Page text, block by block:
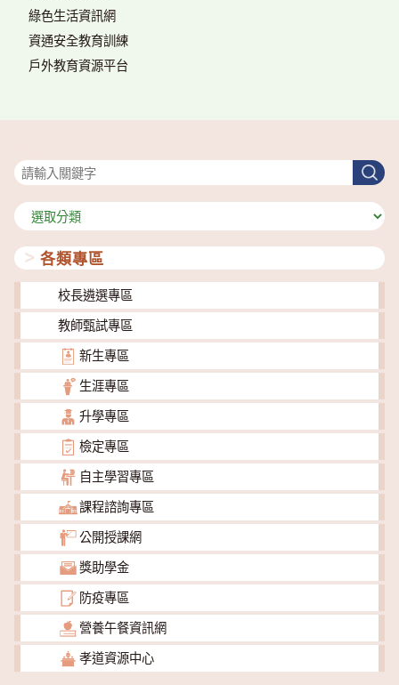
綠色生活資訊網
資通安全教育訓練
戶外教育資源平台
搜
尋
分
類
各類專區
校長遴選專區
教師甄試專區
新生專區
生涯專區
升學專區
檢定專區
自主學習專區
課程諮詢專區
公開授課網
獎助學金
防疫專區
營養午餐資訊網
孝道資源中心